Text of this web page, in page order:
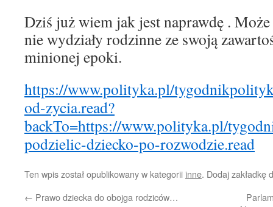
Dziś już wiem jak jest naprawdę .
nie wydziały rodzinne ze swoją
minionej epoki.
https://www.polityka.pl/
od-zycia.read?
backTo=https://www.polityka.pl/
podzielic-dziecko-po-rozwodzie.read
Ten wpis został opublikowany w kategorii inne. Dodaj zakładkę
← Prawo dziecka do obojga rodziców…